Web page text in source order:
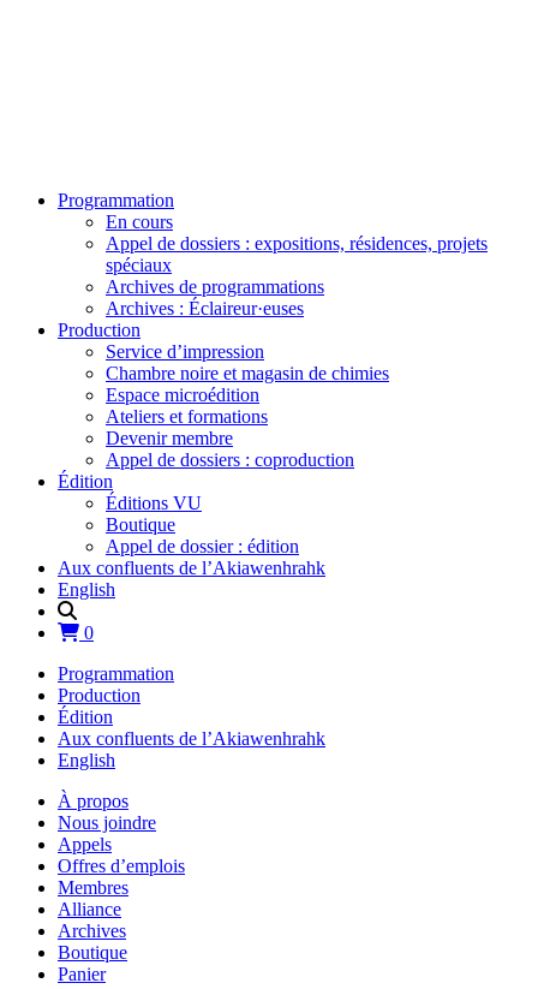
Programmation
En cours
Appel de dossiers : expositions, résidences, projets
spéciaux
Archives de programmations
Archives : Éclaireur·euses
Production
Service d’impression
Chambre noire et magasin de chimies
Espace microédition
Ateliers et formations
Devenir membre
Appel de dossiers : coproduction
Édition
Éditions VU
Boutique
Appel de dossier : édition
Aux confluents de l’Akiawenhrahk
English
0
Programmation
Production
Édition
Aux confluents de l’Akiawenhrahk
English
À propos
Nous joindre
Appels
Offres d’emplois
Membres
Alliance
Archives
Boutique
Panier